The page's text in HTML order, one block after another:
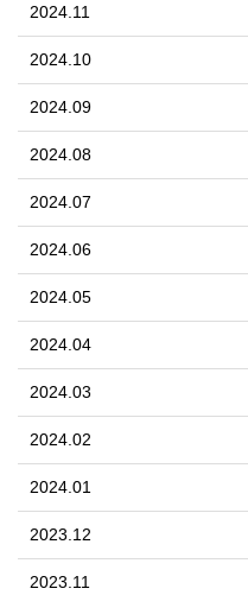
2024.11
2024.10
2024.09
2024.08
2024.07
2024.06
2024.05
2024.04
2024.03
2024.02
2024.01
2023.12
2023.11